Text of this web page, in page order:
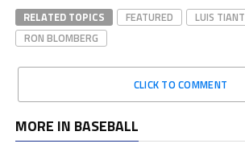
RELATED TOPICS FEATURED
LUIS TIANT
RON BLOMBERG
CLICK TO COMMENT
MORE IN BASEBALL